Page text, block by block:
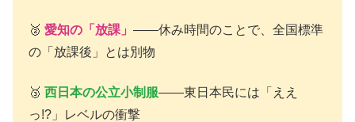
🥈 愛知の「放課」 ——休み時間のことで、全国標準
の「放課後」とは別物
🥉 西日本の公立小制服——東日本民には「ええ
っ!?」レベルの衝撃